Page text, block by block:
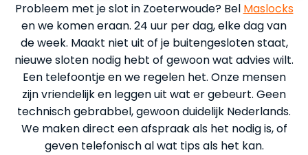
Probleem met je slot in Zoeterwoude? Bel Maslocks
en we komen eraan. 24 uur per dag, elke dag van
de week. Maakt niet uit of je buitengesloten staat,
nieuwe sloten nodig hebt of gewoon wat advies wilt.
Een telefoontje en we regelen het. Onze mensen
zijn vriendelijk en leggen uit wat er gebeurt. Geen
technisch gebrabbel, gewoon duidelijk Nederlands.
We maken direct een afspraak als het nodig is, of
geven telefonisch al wat tips als het kan.